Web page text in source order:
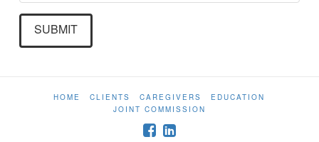
HOME CLIENTS CAREGIVERS
EDUCATION
JOINT COMMISSION